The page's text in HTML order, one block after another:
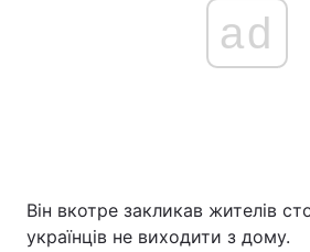
ad
Він вкотре закликав жителів
українців не виходити з дому.